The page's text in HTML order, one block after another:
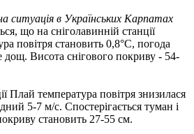
ситуація в Українських Карпатах
що на сніголавинній станції
повітря становить 0,8°С, погода
дощ. Висота снігового покриву - 54-
Плай температура повітря знизилася
5-7 м/с. Спостерігається туман і
становить 27-55 см.